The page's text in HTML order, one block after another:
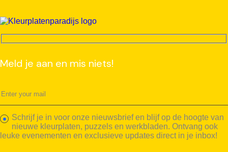
Meld je aan en mis niets!
Schrijf je in voor onze nieuwsbrief en blijf op de hoogte van
nieuwe kleurplaten, puzzels en werkbladen. Ontvang ook
leuke evenementen en exclusieve updates direct in je inbox!